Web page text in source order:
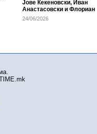
Јове Кекеновски, Иван
Анастасовски и Флориан
Несими
24/06/2026